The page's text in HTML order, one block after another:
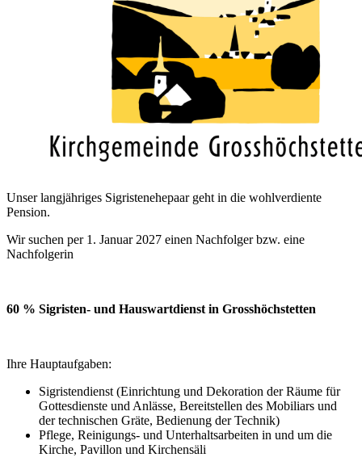
Unser langjähriges Sigristenehepaar geht in die wohlverdiente
Pension.
Wir suchen per 1. Januar 2027 einen Nachfolger bzw. eine
Nachfolgerin
60 % Sigristen- und Hauswartdienst in Grosshöchstetten
Ihre Hauptaufgaben:
Sigristendienst (Einrichtung und Dekoration der Räume für
Gottesdienste und Anlässe, Bereitstellen des Mobiliars und
der technischen Gräte, Bedienung der Technik)
Pflege, Reinigungs- und Unterhaltsarbeiten in und um die
Kirche, Pavillon und Kirchensäli